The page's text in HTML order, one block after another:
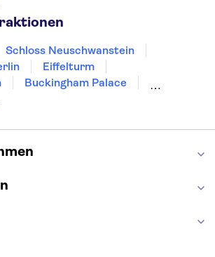
Schloss Neuschwanstein
Eiffelturm
Buckingham Palace
Burj Khalifa
Keukenhof
Elbphilharmonie